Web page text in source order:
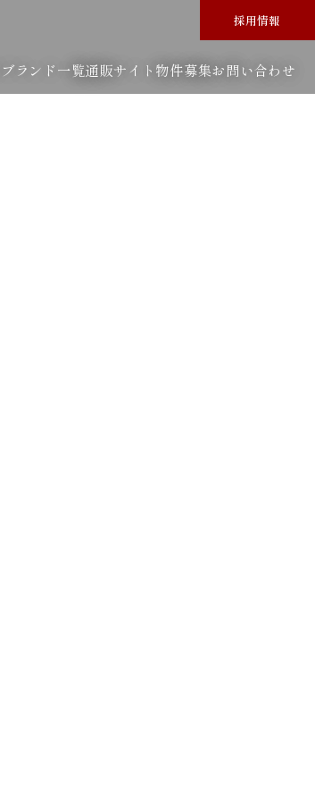
採用情報
ブランド一覧通販サイト 物件募集お問い合わせ